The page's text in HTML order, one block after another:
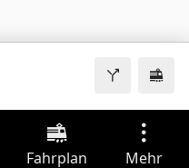
Fahrplan Mehr